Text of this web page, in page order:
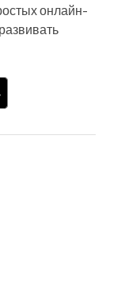
онлайн-